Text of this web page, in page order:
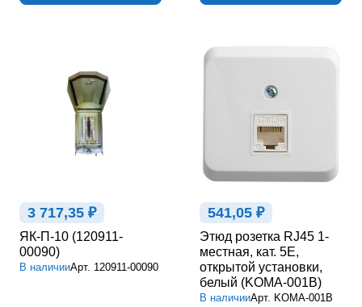
3 717,35 ₽
ЯК-П-10 (120911-
00090)
В наличииАрт. 120911-00090
541,05 ₽
Этюд розетка RJ45 1-
местная, кат. 5Е,
открытой установки,
белый (KOMA-001B)
В наличииАрт. KOMA-001B